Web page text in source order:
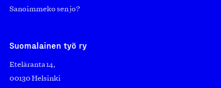
Sanoimmeko sen jo?
Suomalainen työ ry
Eteläranta 14,
00130 Helsinki